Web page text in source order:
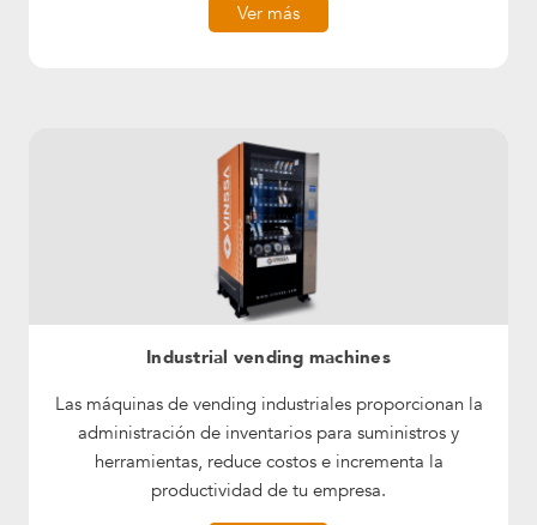
Ver más
Industrial vending machines
Las máquinas de vending industriales proporcionan la
administración de inventarios para suministros y
herramientas, reduce costos e incrementa la
productividad de tu empresa.